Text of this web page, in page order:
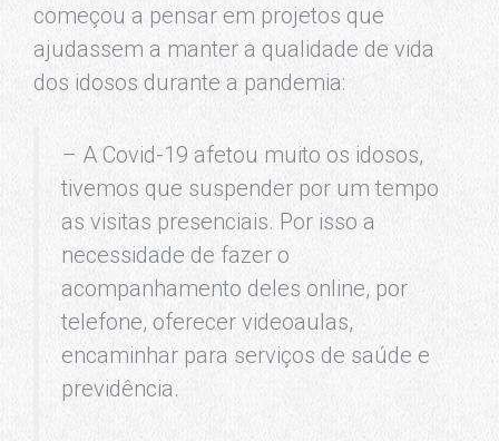
começou a pensar em projetos que
ajudassem a manter a qualidade de vida
dos idosos durante a pandemia:
– A Covid-19 afetou muito os idosos,
tivemos que suspender por um tempo
as visitas presenciais. Por isso a
necessidade de fazer o
acompanhamento deles online, por
telefone, oferecer videoaulas,
encaminhar para serviços de saúde e
previdência.